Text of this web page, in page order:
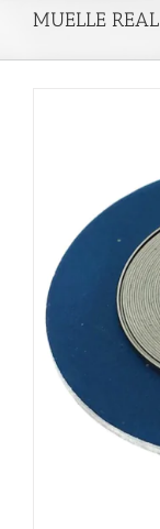
MUELLE REAL